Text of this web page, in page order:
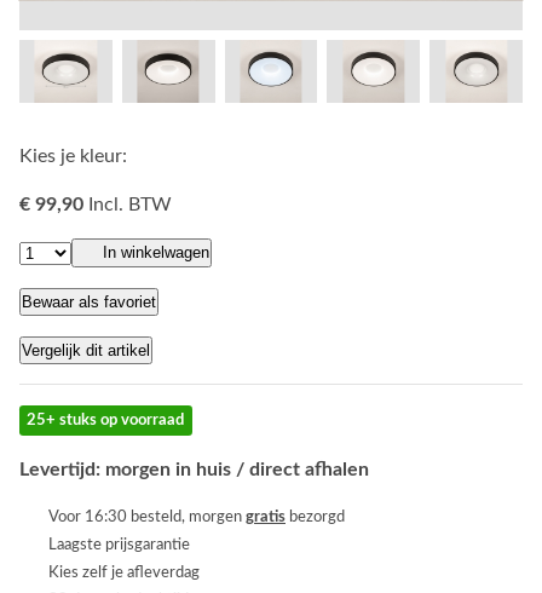
Kies je kleur:
€ 99,90 Incl. BTW
In winkelwagen
Bewaar als favoriet
Vergelijk dit artikel
25+ stuks op voorraad
Levertijd: morgen in huis / direct afhalen
Voor 16:30 besteld, morgen gratis bezorgd
Laagste prijsgarantie
Kies zelf je afleverdag